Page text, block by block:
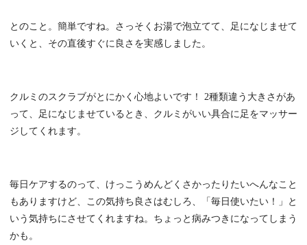
とのこと。簡単ですね。さっそくお湯で泡立てて、足になじませて
いくと、その直後すぐに良さを実感しました。
クルミのスクラブがとにかく心地よいです！ 2種類違う大きさがあ
って、足になじませているとき、クルミがいい具合に足をマッサー
ジしてくれます。
毎日ケアするのって、けっこうめんどくさかったりたいへんなこと
もありますけど、この気持ち良さはむしろ、「毎日使いたい！」と
いう気持ちにさせてくれますね。ちょっと病みつきになってしまう
かも。